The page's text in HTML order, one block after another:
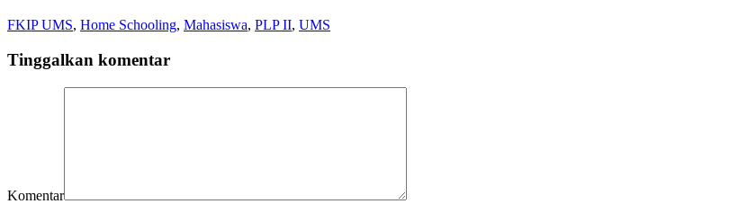
FKIP UMS, Home Schooling, Mahasiswa, PLP II, UMS
Tinggalkan komentar
Komentar